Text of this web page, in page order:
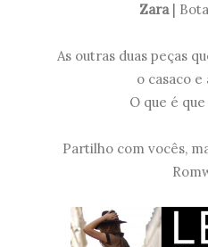
Zara|
As outras duas peças
o casaco e
O que é
Partilho com vocês,